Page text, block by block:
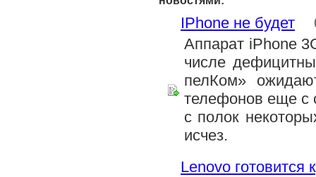
IPhone не будет
Аппарат iPhone
числе
пелКом»
телефонов еще с
с полок
исчез.
Lenovo готовится